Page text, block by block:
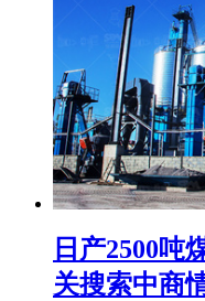
日产2500吨
关搜索中商